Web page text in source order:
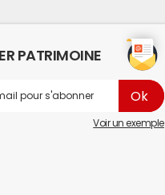
PATRIMOINE
Voir un exemple